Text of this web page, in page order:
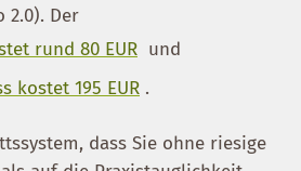
2.0). Der
rund 80 EUR und
kostet 195 EUR .
dass Sie ohne riesige